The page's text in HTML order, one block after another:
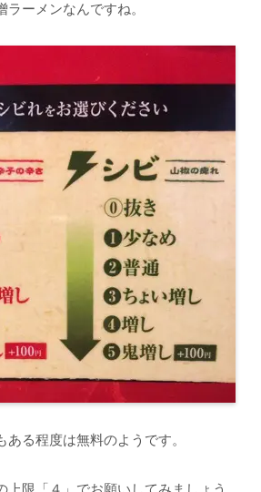
ーメンなんですね。
る程度は無料のようです。